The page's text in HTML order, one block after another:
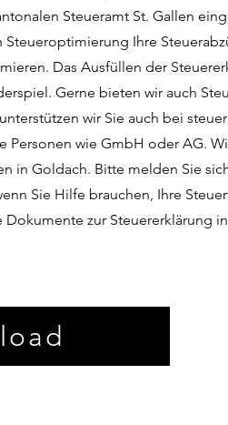
Steueramt St. Gallen
Steueroptimierung Ihre
Das Ausfüllen der
Gerne bieten wir auch
wir Sie auch bei
Personen wie GmbH oder AG.
in Goldach. Bitte melden Sie
Sie Hilfe brauchen, Ihre
zur Steuererklärung